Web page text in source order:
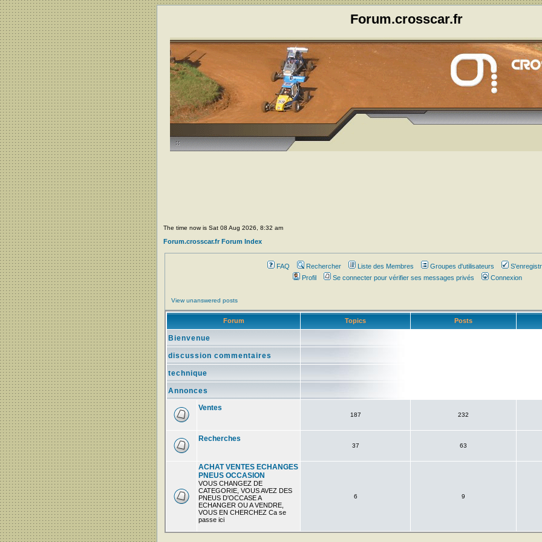
Forum.crosscar.fr
The time now is Sat 08 Aug 2026, 8:32 am
Forum.crosscar.fr Forum Index
FAQ Rechercher Liste des Membres Groupes d'utilisateurs
Profil
Se connecter pour vérifier ses messages privés Connexion
View unanswered posts
Forum Topics Posts
Bienvenue
discussion commentaires
technique
Annonces
Ventes
187 232
Recherches
37 63
ACHAT VENTES ECHANGES
PNEUS OCCASION
VOUS CHANGEZ DE
CATEGORIE, VOUS AVEZ DES
PNEUS D'OCCASE A
ECHANGER OU A VENDRE,
VOUS EN CHERCHEZ Ca se
passe ici
6 9